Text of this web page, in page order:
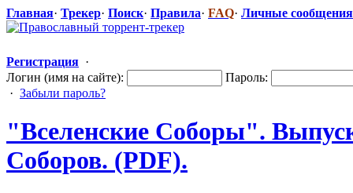
Главная· Трекер· Поиск· Правила· FAQ· Личные сообщения
Регистрация ·
Логин (имя на сайте):
Пароль:
· Забыли пароль?
"Вселенс​кие Соборы".
Соборов. (PDF).